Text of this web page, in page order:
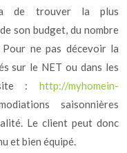
de trouver la plus
son budget, du nombre
ne pas décevoir la
sur le NET ou dans les
site : http://myhomein-
saisonnières
Le client peut donc
et bien équipé.